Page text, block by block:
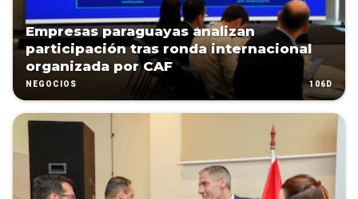
Empresas paraguayas analizan
participación tras ronda internacional
organizada por CAF
NEGOCIOS 106D